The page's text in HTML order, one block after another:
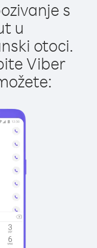
s
u
otoci.
Viber